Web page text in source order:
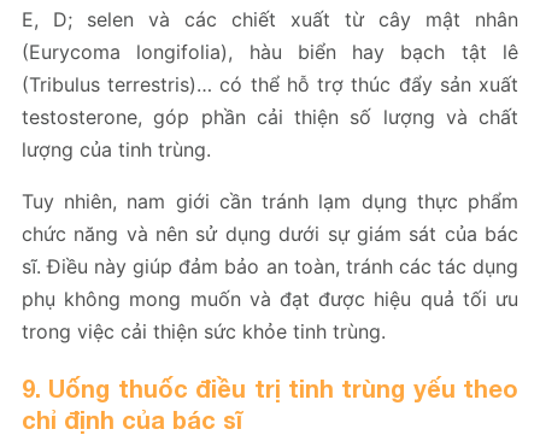
E, D; selen và các chiết xuất từ cây mật nhân
(Eurycoma longifolia), hàu biển hay bạch tật lê
(Tribulus terrestris)… có thể hỗ trợ thúc đẩy sản xuất
testosterone, góp phần cải thiện số lượng và chất
lượng của tinh trùng.
Tuy nhiên, nam giới cần tránh lạm dụng thực phẩm
chức năng và nên sử dụng dưới sự giám sát của bác
sĩ. Điều này giúp đảm bảo an toàn, tránh các tác dụng
phụ không mong muốn và đạt được hiệu quả tối ưu
trong việc cải thiện sức khỏe tinh trùng.
9. Uống thuốc điều trị tinh trùng yếu theo
chỉ định của bác sĩ